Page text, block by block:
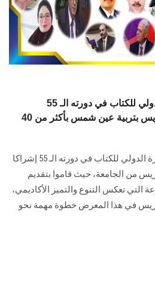
في ختام معرض القاهرة الدولي للكتاب في دورته الـ 55
مشاركات أعضاء هيئة التدريس بتربية عين شمس بأكثر من 40
شهدت فعاليات معرض القاهرة الدولي للكتاب في دورته الـ 55 إشراكا
من الجامعة، حيث قاموا بتقديم
التي تعكس التنوع والتميز الأكاديمي،
في هذا المعرض خطوة مهمة نحو